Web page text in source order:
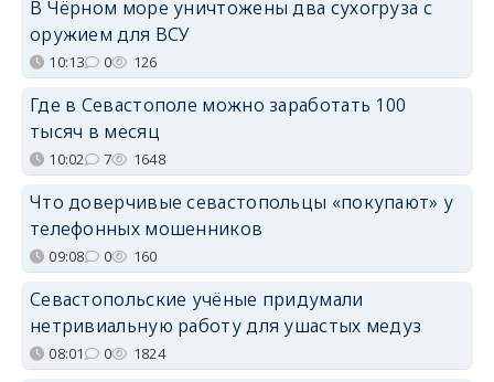
В Чёрном море уничтожены два сухогруза с
оружием для ВСУ
10:13 0 126
Где в Севастополе можно заработать 100
тысяч в месяц
10:02 7 1648
Что доверчивые севастопольцы «покупают» у
телефонных мошенников
09:08 0 160
Севастопольские учёные придумали
нетривиальную работу для ушастых медуз
08:01 0 1824